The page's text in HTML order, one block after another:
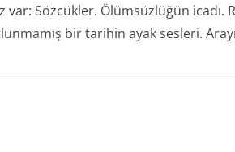
Sözcükler. Ölümsüzlüğün icadı.
bir tarihin ayak sesleri.